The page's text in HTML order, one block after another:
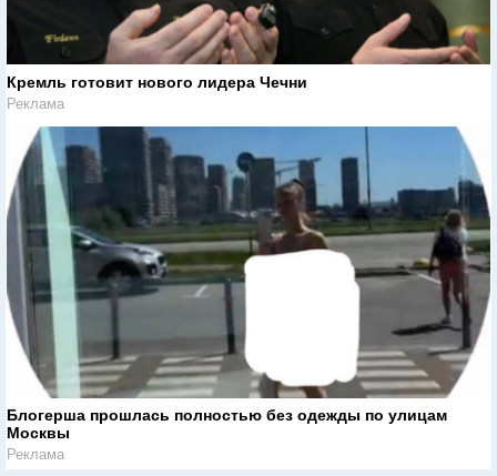
Кремль готовит нового лидера Чечни
Реклама
Блогерша прошлась полностью без одежды по улицам
Москвы
Реклама